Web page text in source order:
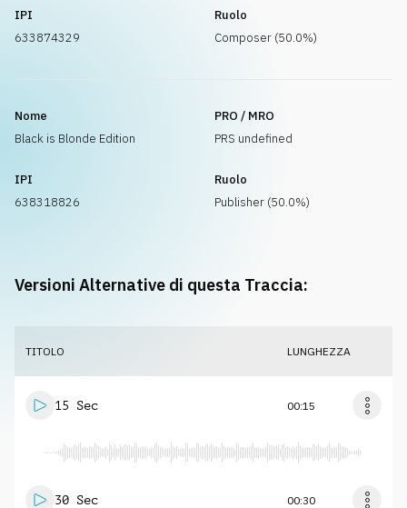
IPI
633874329
Ruolo
Composer (50.0%)
Nome
Black is Blonde Edition
PRO / MRO
PRS undefined
IPI
638318826
Ruolo
Publisher (50.0%)
Versioni Alternative di questa Traccia:
TITOLO LUNGHEZZA
15 Sec 00:15
30 Sec 00:30